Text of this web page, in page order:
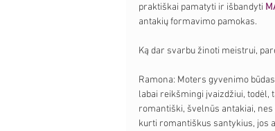
praktiškai pamatyti ir išbandyti
antakių formavimo pamokas.
Ką dar svarbu žinoti meistrui,
Ramona: Moters gyvenimo
labai reikšmingi įvaizdžiui, todėl,
romantiški, švelnūs antakiai,
kurti romantiškus santykius, jos